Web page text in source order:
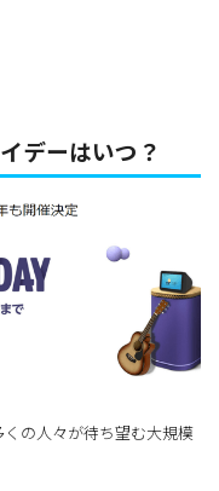
デーはいつ？
くの人々が待ち望む大規模